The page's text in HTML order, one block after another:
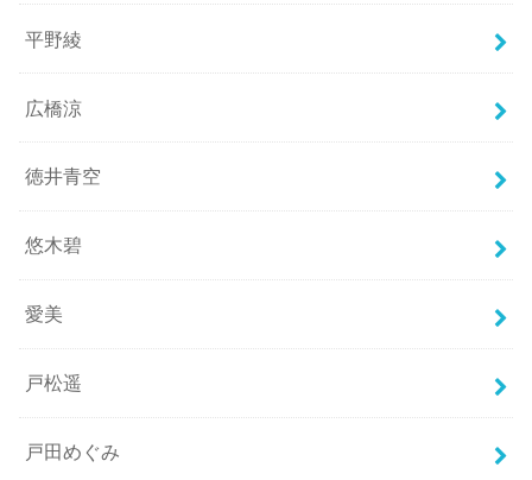
平野綾
広橋涼
徳井青空
悠木碧
愛美
戸松遥
戸田めぐみ